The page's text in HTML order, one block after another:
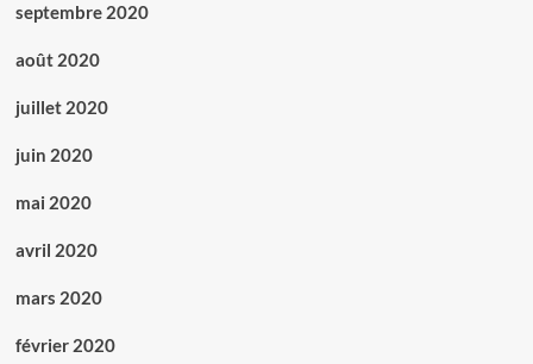
septembre 2020
août 2020
juillet 2020
juin 2020
mai 2020
avril 2020
mars 2020
février 2020